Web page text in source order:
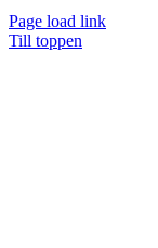
Page load link
Till toppen